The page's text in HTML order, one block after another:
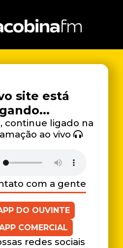
site está
continue ligado na
ao vivo
com a gente
DO OUVINTE
COMERCIAL
redes sociais